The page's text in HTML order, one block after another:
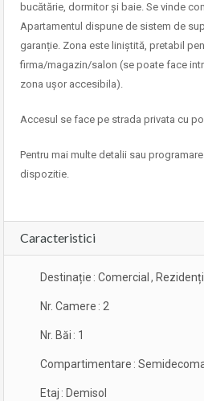
bucătărie, dormitor și baie. Se vinde
Apartamentul dispune de sistem de
garanție. Zona este liniștită, pretabil
firma/magazin/salon (se poate face
zona ușor accesibila).
Accesul se face pe strada privata cu
Pentru mai multe detalii sau
dispozitie.
Caracteristici
Destinație : Comercial ,
Nr. Camere : 2
Nr. Băi : 1
Compartimentare :
Etaj : Demisol